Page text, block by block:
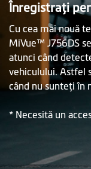
Înregistraţi
Cu cea mai nouă
MiVue™ J756DS
atunci când
vehiculului. Astfel
când nu sunteţi în
* Necesită un